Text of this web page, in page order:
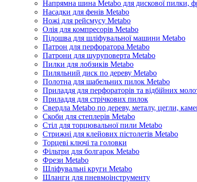
Напрямна шина Metabo для дискової пилки,
Насадки для фенів Metabo
Ножі для рейсмусу Metabo
Олія для компресорів Metabo
Підошва для шліфувальної машини Metabo
Патрон для перфоратора Metabo
Патрони для шуруповерта Metabo
Пилки для лобзиків Metabo
Пиляльний диск по дереву Metabo
Полотна для шабельних пилок Metabo
Приладдя для перфораторів та відбійних
Приладдя для стрічкових пилок
Свердла Metabo по дереву, металу, цегли,
Скоби для степлерів Metabo
Стіл для торцювальної пили Metabo
Стрижні для клейових пістолетів Metabo
Торцеві ключі та головки
Фільтри для болгарок Metabo
Фрези Metabo
Шліфувальні круги Metabo
Шланги для пневмоінструменту